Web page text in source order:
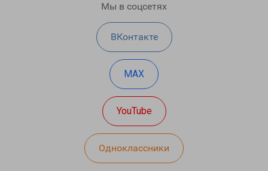
Мы в соцсетях
ВКонтакте
MAX
YouTube
Одноклассники